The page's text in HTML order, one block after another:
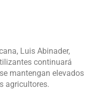
Luis Abinader,
continuará
mantengan elevados
agricultores.